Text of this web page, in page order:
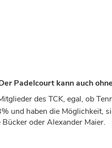
Padelcourt kann auch
des TCK, egal, ob
und haben die Möglichkeit,
oder Alexander Maier.